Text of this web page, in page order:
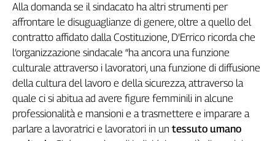
Basilicata
Calabria
Campania
Emilia-
Romagna
Friuli
Venezia
Giulia
Lazio
Liguria
Alla domanda se il sindacato ha altri strumenti per
affrontare le disuguaglianze di genere, oltre a quello del
contratto affidato dalla Costituzione, D’Errico ricorda che
l’organizzazione sindacale “ha ancora una funzione
culturale attraverso i lavoratori, una funzione di diffusione
della cultura del lavoro e della sicurezza, attraverso la
quale ci si abitua ad avere figure femminili in alcune
professionalità e mansioni e a trasmettere e imparare a
parlare a lavoratrici e lavoratori in un tessuto umano